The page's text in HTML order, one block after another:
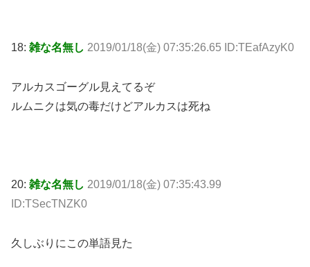
18: 雑な名無し 2019/01/18(金) 07:35:26.65 ID:TEafAzyK0
アルカスゴーグル見えてるぞ
ルムニクは気の毒だけどアルカスは死ね
20: 雑な名無し 2019/01/18(金) 07:35:43.99
ID:TSecTNZK0
久しぶりにこの単語見た